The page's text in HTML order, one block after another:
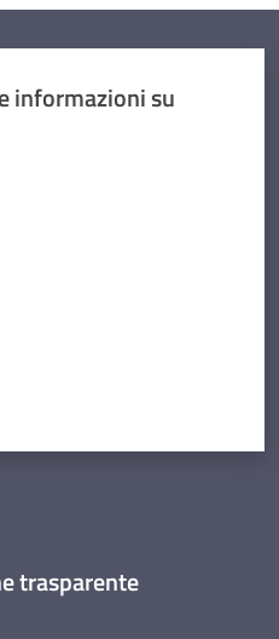
informazioni su
trasparente